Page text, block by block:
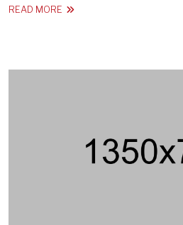
READ MORE ABOUT JOHN SMITH